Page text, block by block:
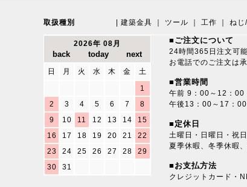
取扱種別 建築金具 ツール 工作 ねじ
2026年 08月
日 月 火 水 木 金
土
1
2
3 4 5 6 7
8
9
10 11 12 13 14
15
16
17 18 19 20 21
22
23
24 25 26 27 28
29
30
31
■ご注文について
24時間365日注文可能
お電話でのご注文は
■営業時間
午前 9：00～12：00
午後13：00～17：00
■定休日
土曜日・日曜日・祝日
夏季休暇、冬季休暇
■お支払方法
クレジットカード・